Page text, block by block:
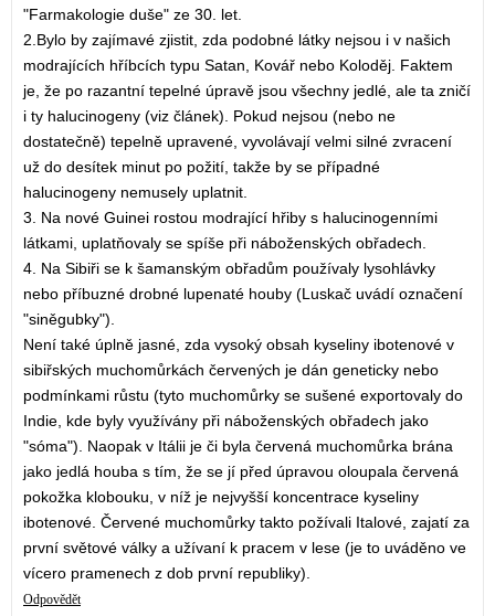
"Farmakologie duše" ze 30. let.
2.Bylo by zajímavé zjistit, zda podobné látky nejsou i v našich
modrajících hříbcích typu Satan, Kovář nebo Koloděj. Faktem
je, že po razantní tepelné úpravě jsou všechny jedlé, ale ta zničí
i ty halucinogeny (viz článek). Pokud nejsou (nebo ne
dostatečně) tepelně upravené, vyvolávají velmi silné zvracení
už do desítek minut po požití, takže by se případné
halucinogeny nemusely uplatnit.
3. Na nové Guinei rostou modrající hřiby s halucinogenními
látkami, uplatňovaly se spíše při náboženských obřadech.
4. Na Sibiři se k šamanským obřadům používaly lysohlávky
nebo příbuzné drobné lupenaté houby (Luskač uvádí označení
"siněgubky").
Není také úplně jasné, zda vysoký obsah kyseliny ibotenové v
sibiřských muchomůrkách červených je dán geneticky nebo
podmínkami růstu (tyto muchomůrky se sušené exportovaly do
Indie, kde byly využívány při náboženských obřadech jako
"sóma"). Naopak v Itálii je či byla červená muchomůrka brána
jako jedlá houba s tím, že se jí před úpravou oloupala červená
pokožka klobouku, v níž je nejvyšší koncentrace kyseliny
ibotenové. Červené muchomůrky takto požívali Italové, zajatí za
první světové války a užívaní k pracem v lese (je to uváděno ve
vícero pramenech z dob první republiky).
Odpovědět